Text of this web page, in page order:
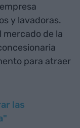
y lavadoras.
mercado de la
para atraer
las